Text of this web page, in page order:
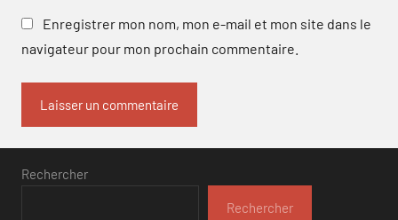
Enregistrer mon nom, mon e-mail et mon site dans le
navigateur pour mon prochain commentaire.
Rechercher
Rechercher